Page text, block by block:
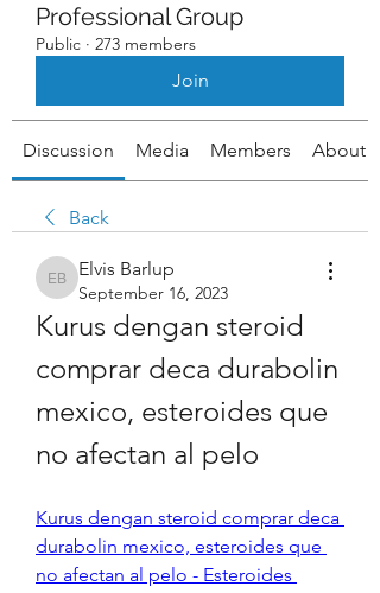
Professional Group
Public · 273 members
Join
Discussion Media Members About
Back
Elvis Barlup
Elvis Barlup
September 16, 2023
Kurus dengan steroid
comprar deca durabolin
mexico, esteroides que
no afectan al pelo
Kurus dengan steroid comprar deca
durabolin mexico, esteroides que
no afectan al pelo - Esteroides